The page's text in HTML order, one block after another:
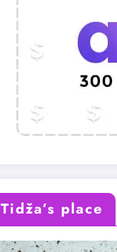
Tidža’s place